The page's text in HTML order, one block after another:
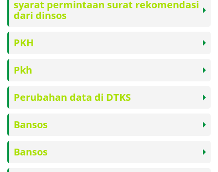
syarat permintaan surat rekomendasi
dari dinsos
PKH
Pkh
Perubahan data di DTKS
Bansos
Bansos